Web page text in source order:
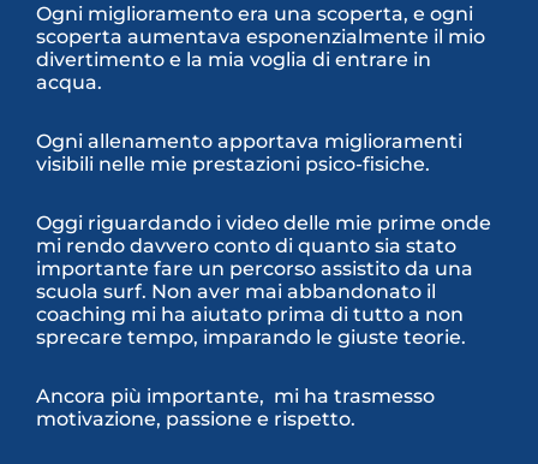
Ogni miglioramento era una scoperta, e ogni
scoperta aumentava esponenzialmente il mio
divertimento e la mia voglia di entrare in
acqua.
Ogni allenamento apportava miglioramenti
visibili nelle mie prestazioni psico-fisiche.
Oggi riguardando i video delle mie prime onde
mi rendo davvero conto di quanto sia stato
importante fare un percorso assistito da una
scuola surf. Non aver mai abbandonato il
coaching mi ha aiutato prima di tutto a non
sprecare tempo, imparando le giuste teorie.
Ancora più importante, mi ha trasmesso
motivazione, passione e rispetto.